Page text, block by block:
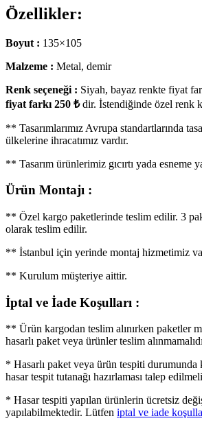
Özellikler:
Boyut : 135×105
Malzeme : Metal, demir
Renk seçeneği : Siyah, bayaz renkte fiyat
fiyat farkı 250 ₺dir. İstendiğinde özel renk
** Tasarımlarımız Avrupa standartlarında
ülkelerine ihracatımız vardır.
** Tasarım ürünlerimiz gıcırtı yada esneme
Ürün Montajı :
** Özel kargo paketlerinde teslim edilir. 3
olarak teslim edilir.
** İstanbul için yerinde montaj hizmetimiz
** Kurulum müşteriye aittir.
İptal ve İade Koşulları :
** Ürün kargodan teslim alınırken paketler
hasarlı paket veya ürünler teslim
* Hasarlı paket veya ürün tespiti
hasar tespit tutanağı hazırlaması talep
* Hasar tespiti yapılan ürünlerin ücretsiz
yapılabilmektedir. Lütfen iptal ve iade